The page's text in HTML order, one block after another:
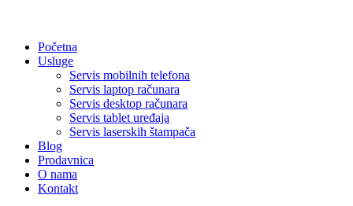
Početna
Usluge
Servis mobilnih telefona
Servis laptop računara
Servis desktop računara
Servis tablet uređaja
Servis laserskih štampača
Blog
Prodavnica
O nama
Kontakt